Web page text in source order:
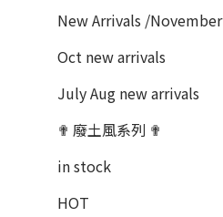
New Arrivals /November
Oct new arrivals
July Aug new arrivals
✟ 廢土風系列 ✟
in stock
HOT